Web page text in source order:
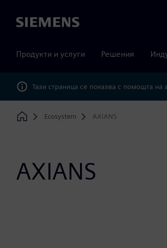
Siemens
Продукти и услуги Решения
Тази страница се показва с помощта на
Home
Ecosystem AXIANS
AXIANS